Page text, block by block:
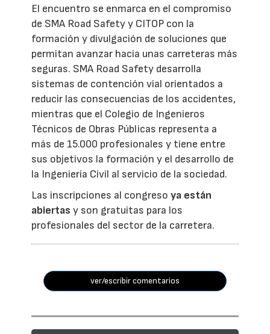
El encuentro se enmarca en el compromiso
de SMA Road Safety y CITOP con la
formación y divulgación de soluciones que
permitan avanzar hacia unas carreteras más
seguras. SMA Road Safety desarrolla
sistemas de contención vial orientados a
reducir las consecuencias de los accidentes,
mientras que el Colegio de Ingenieros
Técnicos de Obras Públicas representa a
más de 15.000 profesionales y tiene entre
sus objetivos la formación y el desarrollo de
la Ingeniería Civil al servicio de la sociedad.
Las inscripciones al congresoya están
abiertas y son gratuitas para los
profesionales del sector de la carretera.
ver/escribir comentarios